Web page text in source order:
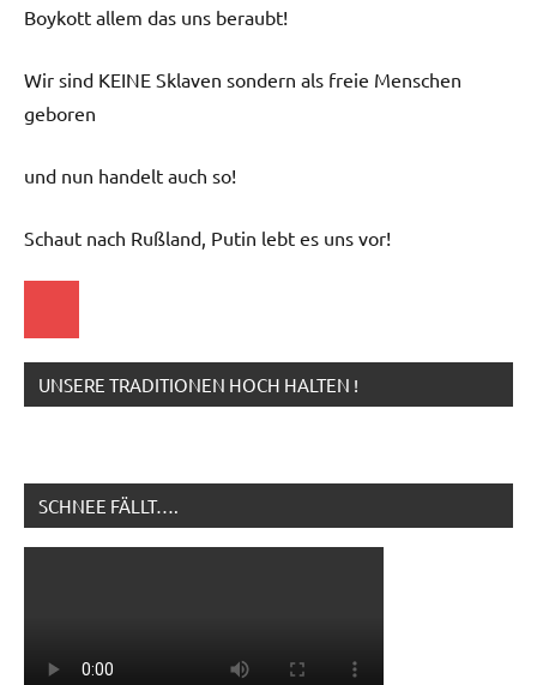
Boykott allem das uns beraubt!
Wir sind KEINE Sklaven sondern als freie Menschen
geboren
und nun handelt auch so!
Schaut nach Rußland, Putin lebt es uns vor!
UNSERE TRADITIONEN HOCH HALTEN !
SCHNEE FÄLLT….